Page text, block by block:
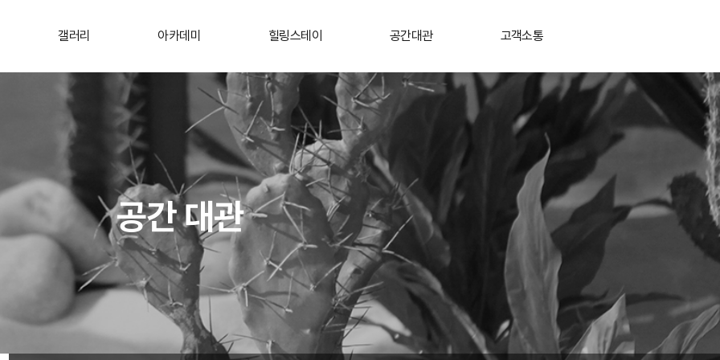
갤러리 아카데미 힐링스테이 공간대관 고객소통
공간 대관